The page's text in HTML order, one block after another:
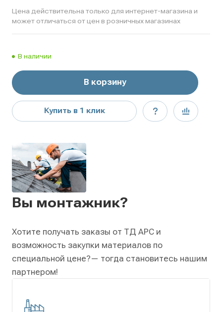
Цена действительна только для интернет-магазина и
может отличаться от цен в розничных магазинах
В наличии
В корзину
Купить в 1 клик
Вы монтажник?
Хотите получать заказы от ТД АРС и
возможность закупки материалов по
специальной цене?— тогда становитесь нашим
партнером!